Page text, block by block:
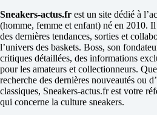
Sneakers-actus.fr est un site dédié à
(homme, femme et enfant) né en 2010.
des dernières tendances, sorties et
l’univers des baskets. Boss, son
critiques détaillées, des informations
pour les amateurs et collectionneurs.
recherche des dernières nouveautés ou
classiques, Sneakers-actus.fr est votre
qui concerne la culture sneakers.